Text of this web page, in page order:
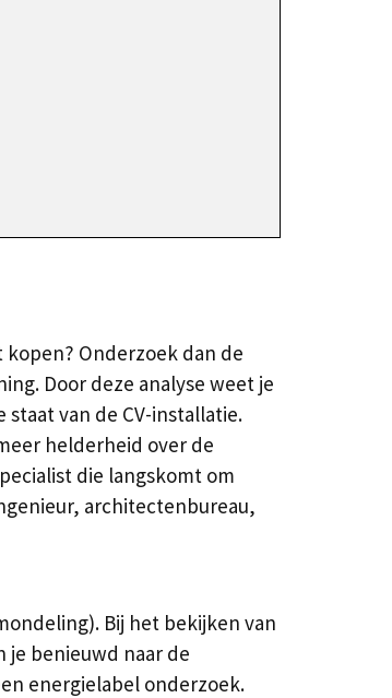
Onderzoek dan de
Door deze analyse weet je
van de CV-installatie.
helderheid over de
die langskomt om
architectenbureau,
Bij het bekijken van
je benieuwd naar de
energielabel onderzoek.